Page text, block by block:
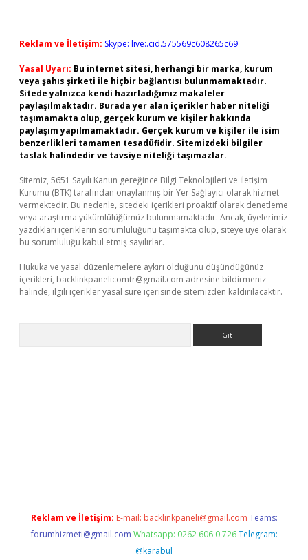
Reklam ve İletişim: Skype: live:.cid.575569c608265c69
Yasal Uyarı: Bu internet sitesi, herhangi bir marka, kurum
veya şahıs şirketi ile hiçbir bağlantısı bulunmamaktadır.
Sitede yalnızca kendi hazırladığımız makaleler
paylaşılmaktadır. Burada yer alan içerikler haber niteliği
taşımamakta olup, gerçek kurum ve kişiler hakkında
paylaşım yapılmamaktadır. Gerçek kurum ve kişiler ile isim
benzerlikleri tamamen tesadüfidir. Sitemizdeki bilgiler
taslak halindedir ve tavsiye niteliği taşımazlar.
Sitemiz, 5651 Sayılı Kanun gereğince Bilgi Teknolojileri ve İletişim
Kurumu (BTK) tarafından onaylanmış bir Yer Sağlayıcı olarak hizmet
vermektedir. Bu nedenle, sitedeki içerikleri proaktif olarak denetleme
veya araştırma yükümlülüğümüz bulunmamaktadır. Ancak, üyelerimiz
yazdıkları içeriklerin sorumluluğunu taşımakta olup, siteye üye olarak
bu sorumluluğu kabul etmiş sayılırlar.
Hukuka ve yasal düzenlemelere aykırı olduğunu düşündüğünüz
içerikleri, backlinkpanelicomtr@gmail.com adresine bildirmeniz
halinde, ilgili içerikler yasal süre içerisinde sitemizden kaldırılacaktır.
Reklam ve İletişim: E-mail: backlinkpaneli@gmail.com Teams:
forumhizmeti@gmail.com Whatsapp: 0262 606 0 726 Telegram:
@karabul